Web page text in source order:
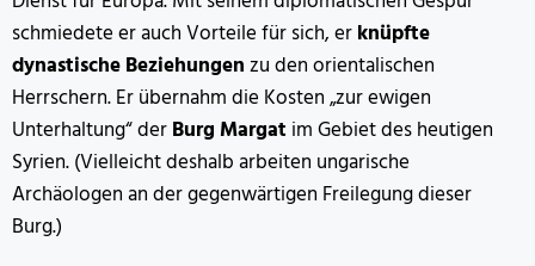
schmiedete er auch Vorteile für sich, erknüpfte
dynastische Beziehungenzu den orientalischen
Herrschern. Er übernahm die Kosten „zur ewigen
Unterhaltung“ derBurg Margat im Gebiet des heutigen
Syrien. (Vielleicht deshalb arbeiten ungarische
Archäologen an der gegenwärtigen Freilegung dieser
Burg.)